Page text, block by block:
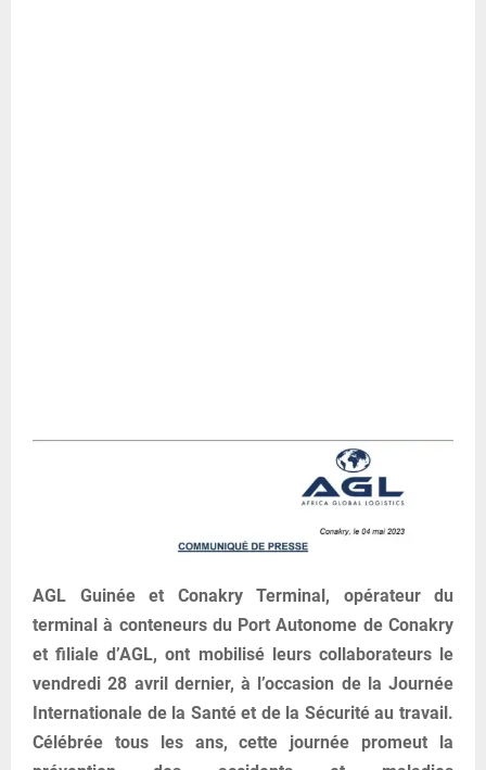
AGL Guinée et Conakry Terminal, opérateur du
terminal à conteneurs du Port Autonome de Conakry
et filiale d’AGL, ont mobilisé leurs collaborateurs le
vendredi 28 avril dernier, à l’occasion de la Journée
Internationale de la Santé et de la Sécurité au travail.
Célébrée tous les ans, cette journée promeut la